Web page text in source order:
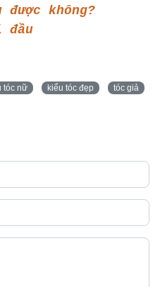
không?
đầu
tóc nữ kiểu tóc đẹp
tóc giả